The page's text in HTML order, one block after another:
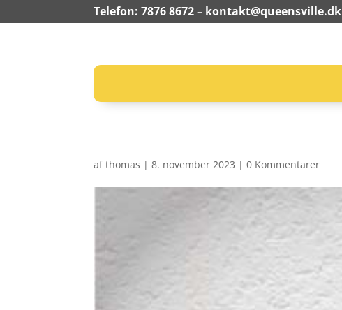
Telefon: 7876 8672 – kontakt@queensville.dk
afthomas |8. november 2023 |0 Kommentarer